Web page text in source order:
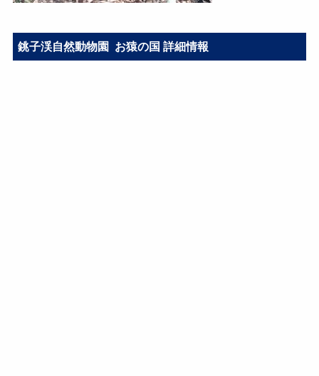
銚子渓自然動物園 お猿の国 詳細情報